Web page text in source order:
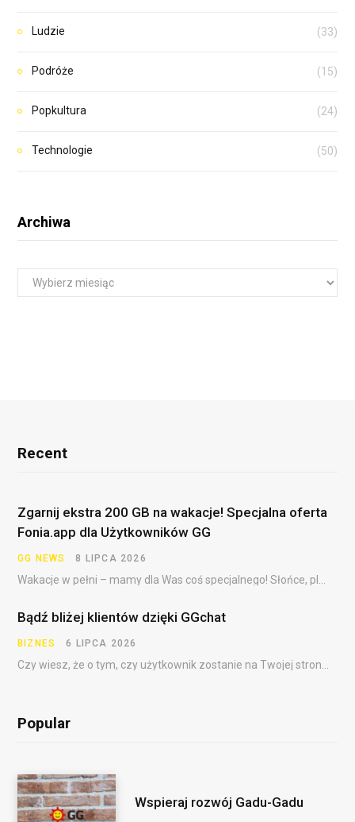
Ludzie (33)
Podróże (15)
Popkultura (24)
Technologie (50)
Archiwa
r
Recent
Zgarnij ekstra 200 GB na wakacje! Specjalna oferta
Fonia.app dla Użytkowników GG
GG NEWS 8 LIPCA 2026
Bądź bliżej klientów dzięki GGchat
BIZNES 6 LIPCA 2026
Popular
Wspieraj rozwój Gadu-Gadu